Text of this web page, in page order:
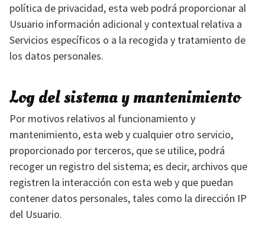
política de privacidad, esta web podrá proporcionar al
Usuario información adicional y contextual relativa a
Servicios específicos o a la recogida y tratamiento de
los datos personales.
Log del sistema y mantenimiento
Por motivos relativos al funcionamiento y
mantenimiento, esta web y cualquier otro servicio,
proporcionado por terceros, que se utilice, podrá
recoger un registro del sistema; es decir, archivos que
registren la interacción con esta web y que puedan
contener datos personales, tales como la dirección IP
del Usuario.